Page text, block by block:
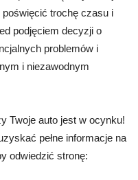
trochę czasu i
podjęciem decyzji o
problemów i
i niezawodnym
Twoje auto jest w ocynku!
pełne informacje na
odwiedzić stronę: